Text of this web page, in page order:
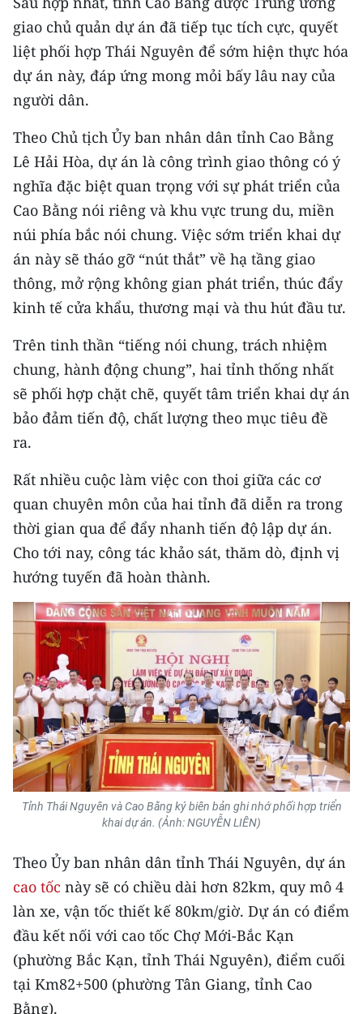
Trung du và miền núi phía Bắc
Đồng bằng sông Hồng
Bắc Trung Bộ
Nguyên
Đông Nam Bộ
Đồng bằng sông Cửu Long
Chuyên trang Hà Nội
Chuyên trang TP. Hồ Chí Minh
CÁC CHUYÊN TRANG
VỀ BÁO NHÂN DÂN
THỜI NAY
NHÂN DÂN CUỐI TUẦN
NHÂN DÂN HẰNG THÁNG
MUA BÁO
ĐỌC BÁO IN
ENGLISH
中文
FRANÇAIS
РУССКИЙ
한국어
giao chủ quản dự án đã tiếp tục tích cực, quyết
liệt phối hợp Thái Nguyên để sớm hiện thực hóa
dự án này, đáp ứng mong mỏi bấy lâu nay của
người dân.
Theo Chủ tịch Ủy ban nhân dân tỉnh Cao Bằng
Lê Hải Hòa, dự án là công trình giao thông có ý
nghĩa đặc biệt quan trọng với sự phát triển của
Cao Bằng nói riêng và khu vực trung du, miền
núi phía bắc nói chung. Việc sớm triển khai dự
án này sẽ tháo gỡ “nút thắt” về hạ tầng giao
thông, mở rộng không gian phát triển, thúc đẩy
kinh tế cửa khẩu, thương mại và thu hút đầu tư.
Trên tinh thần “tiếng nói chung, trách nhiệm
chung, hành động chung”, hai tỉnh thống nhất
sẽ phối hợp chặt chẽ, quyết tâm triển khai dự án
bảo đảm tiến độ, chất lượng theo mục tiêu đề
ra.
Rất nhiều cuộc làm việc con thoi giữa các cơ
quan chuyên môn của hai tỉnh đã diễn ra trong
thời gian qua để đẩy nhanh tiến độ lập dự án.
Cho tới nay, công tác khảo sát, thăm dò, định vị
hướng tuyến đã hoàn thành.
Tỉnh Thái Nguyên và Cao Bằng ký biên bản ghi nhớ phối hợp triển
khai dự án. (Ảnh: NGUYỄN LIÊN)
Theo Ủy ban nhân dân tỉnh Thái Nguyên, dự án
cao tốc này sẽ có chiều dài hơn 82km, quy mô 4
làn xe, vận tốc thiết kế 80km/giờ. Dự án có điểm
đầu kết nối với cao tốc Chợ Mới-Bắc Kạn
(phường Bắc Kạn, tỉnh Thái Nguyên), điểm cuối
tại Km82+500 (phường Tân Giang, tỉnh Cao
Bằng).